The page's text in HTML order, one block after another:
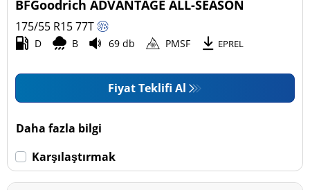
BFGoodrich ADVANTAGE ALL-SEASON
175/55 R1577T
D B 69 db PMSF EPREL
Fiyat Teklifi Al
Daha fazla bilgi
Karşılaştırmak